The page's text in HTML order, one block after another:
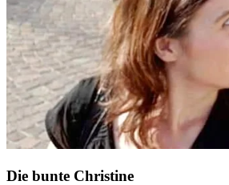
Die bunte Christine